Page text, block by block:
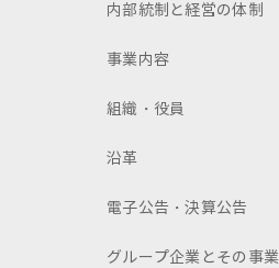
内部統制と経営の体制
事業内容
組織・役員
沿革
電子公告・決算公告
グループ企業とその事業